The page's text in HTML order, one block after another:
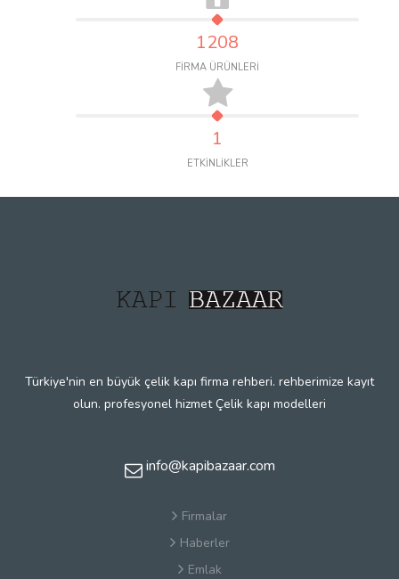
1208
FİRMA ÜRÜNLERİ
1
ETKİNLİKLER
Türkiye'nin en büyük çelik kapı firma rehberi. rehberimize kayıt
olun. profesyonel hizmet Çelik kapı modelleri
info@kapibazaar.com
Firmalar
Haberler
Emlak